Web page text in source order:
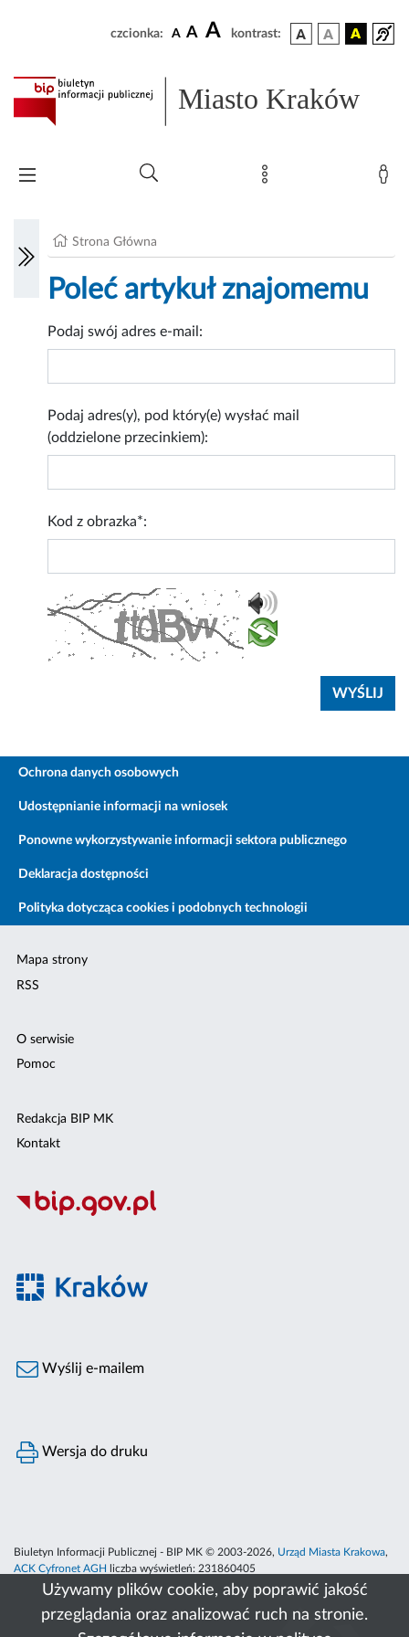
Używamy plików cookie, aby poprawić jakość
przeglądania oraz analizować ruch na stronie.
czcionka: A A A kontrast:
Miasto Kraków
Strona Główna
Poleć artykuł znajomemu
Podaj swój adres e-mail:
Podaj adres(y), pod który(e) wysłać mail
(oddzielone przecinkiem):
Kod z obrazka*:
Ochrona danych osobowych
Udostępnianie informacji na wniosek
Ponowne wykorzystywanie informacji sektora publicznego
Deklaracja dostępności
Polityka dotycząca cookies i podobnych technologii
Mapa strony
RSS
O serwisie
Pomoc
Redakcja BIP MK
Kontakt
Wyślij e-mailem
Wersja do druku
Biuletyn Informacji Publicznej - BIP MK © 2003-2026, Urząd Miasta Krakowa,
ACK Cyfronet AGH
liczba wyświetleń: 231860405